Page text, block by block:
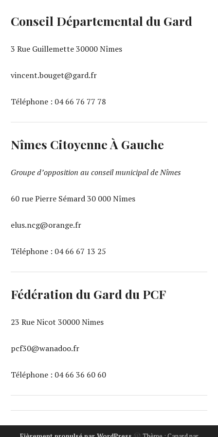
Conseil Départemental du Gard
3 Rue Guillemette 30000 Nîmes
vincent.bouget@gard.fr
Téléphone : 04 66 76 77 78
Nîmes Citoyenne À Gauche
Groupe d’opposition au conseil municipal de Nîmes
60 rue Pierre Sémard 30 000 Nîmes
elus.ncg@orange.fr
Téléphone : 04 66 67 13 25‬
Fédération du Gard du PCF
23 Rue Nicot 30000 Nimes
pcf30@wanadoo.fr
Téléphone : 04 66 36 60 60‬